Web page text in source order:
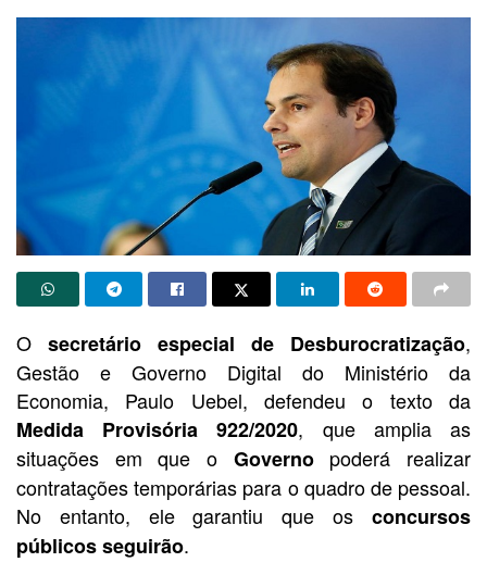
O secretário especial de Desburocratização,
Gestão e Governo Digital do Ministério da
Economia, Paulo Uebel, defendeu o texto da
Medida Provisória 922/2020, que amplia as
situações em que o Governopoderá realizar
contratações temporárias para o quadro de pessoal.
No entanto, ele garantiu que os concursos
públicos seguirão.